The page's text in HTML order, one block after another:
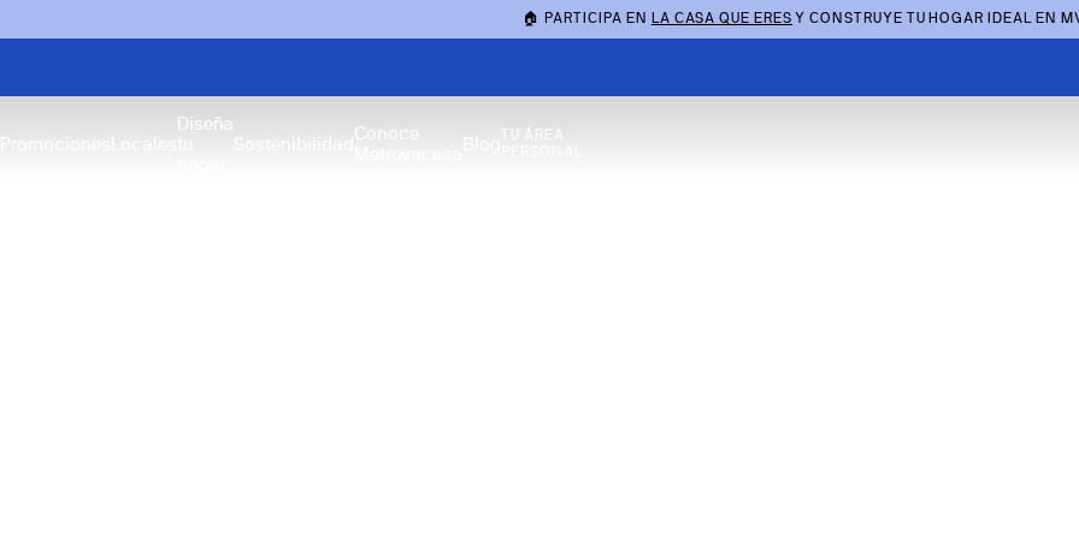
🏠 PARTICIPA EN LA CASA QUE ERES Y CONSTRUYE TU HOGAR IDEAL EN
Diseña
Conoce
TU ÁREA